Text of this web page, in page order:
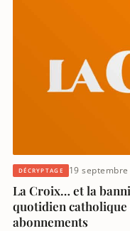
DÉCRYPTAGE 19 septembre
La Croix… et la
quotidien catholique
abonnements